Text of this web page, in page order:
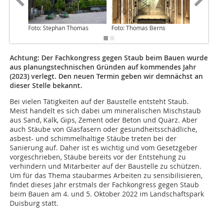
Foto: Stephan Thomas Foto: Thomas Berns
Achtung: Der Fachkongress gegen Staub beim Bauen wurde
aus planungstechnischen Gründen auf kommendes Jahr
(2023) verlegt. Den neuen Termin geben wir demnächst an
dieser Stelle bekannt.
Bei vielen Tätigkeiten auf der Baustelle entsteht Staub.
Meist handelt es sich dabei um mineralischen Mischstaub
aus Sand, Kalk, Gips, Zement oder Beton und Quarz. Aber
auch Stäube von Glasfasern oder gesundheitsschädliche,
asbest- und schimmelhaltige Stäube treten bei der
Sanierung auf. Daher ist es wichtig und vom Gesetzgeber
vorgeschrieben, Stäube bereits vor der Entstehung zu
verhindern und Mitarbeiter auf der Baustelle zu schützen.
Um für das Thema staubarmes Arbeiten zu sensibilisieren,
findet dieses Jahr erstmals der Fachkongress gegen Staub
beim Bauen am 4. und 5. Oktober 2022 im Landschaftspark
Duisburg statt.